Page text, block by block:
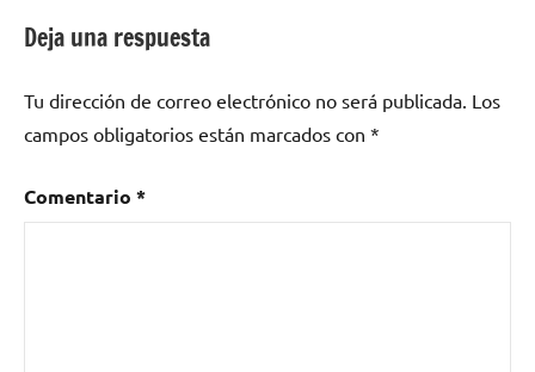
Deja una respuesta
Tu dirección de correo electrónico no será publicada. Los
campos obligatorios están marcados con *
Comentario *